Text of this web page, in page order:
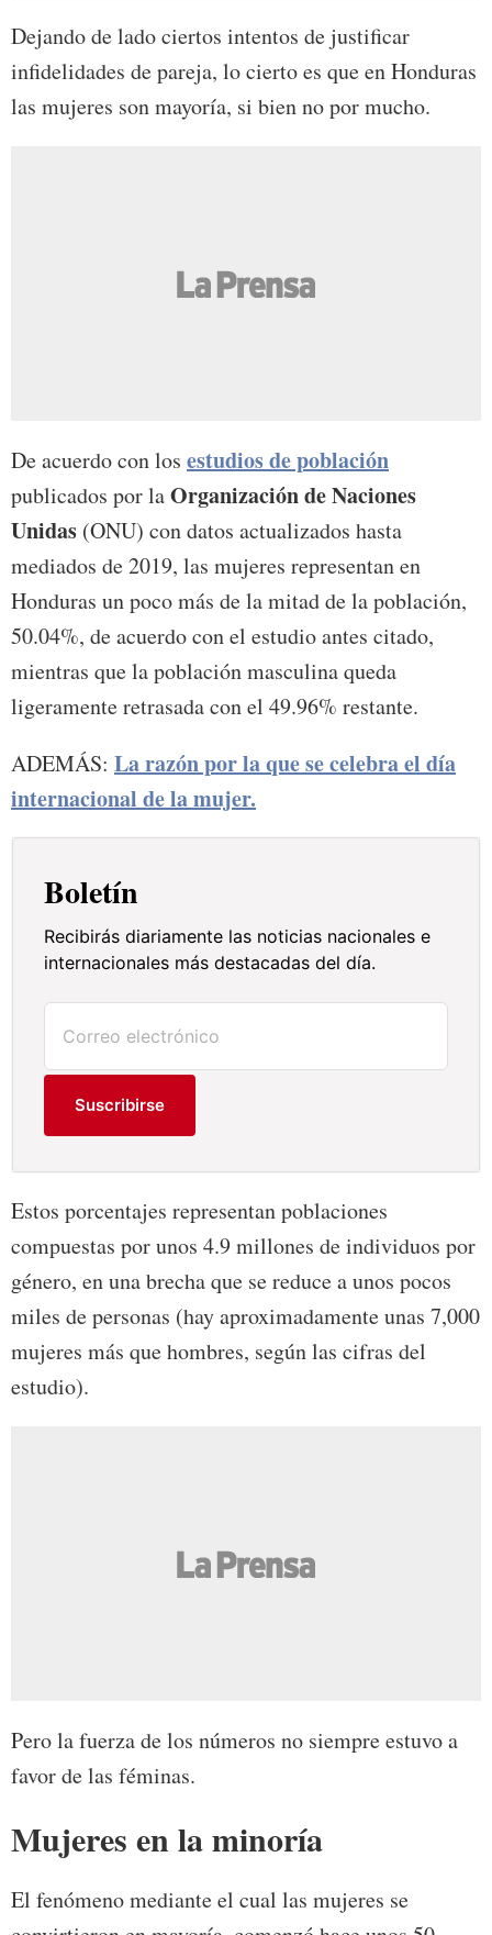
Dejando de lado ciertos intentos de justificar
infidelidades de pareja, lo cierto es que en Honduras
las mujeres son mayoría, si bien no por mucho.
De acuerdo con los estudios de población
publicados por laOrganización de Naciones
Unidas (ONU) con datos actualizados hasta
mediados de 2019, las mujeres representan en
Honduras un poco más de la mitad de la población,
50.04%, de acuerdo con el estudio antes citado,
mientras que la población masculina queda
ligeramente retrasada con el 49.96% restante.
ADEMÁS: La razón por la que se celebra el día
internacional de la mujer.
Boletín
Recibirás diariamente las noticias nacionales e
internacionales más destacadas del día.
Suscribirse
Estos porcentajes representan poblaciones
compuestas por unos 4.9 millones de individuos por
género, en una brecha que se reduce a unos pocos
miles de personas (hay aproximadamente unas 7,000
mujeres más que hombres, según las cifras del
estudio).
Pero la fuerza de los números no siempre estuvo a
favor de las féminas.
Mujeres en la minoría
El fenómeno mediante el cual las mujeres se